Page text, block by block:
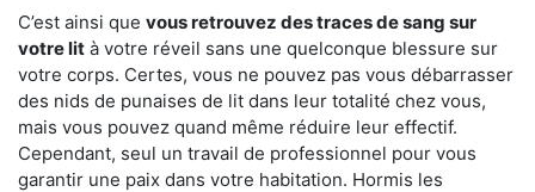
C’est ainsi que vous retrouvez des traces de sang sur
votre lit à votre réveil sans une quelconque blessure sur
votre corps. Certes, vous ne pouvez pas vous débarrasser
des nids de punaises de lit dans leur totalité chez vous,
mais vous pouvez quand même réduire leur effectif.
Cependant, seul un travail de professionnel pour vous
garantir une paix dans votre habitation. Hormis les